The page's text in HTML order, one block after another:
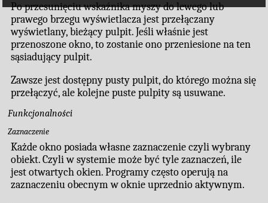
Po przesunięciu wskaźnika myszy do lewego lub
prawego brzegu wyświetlacza jest przełączany
wyświetlany, bieżący pulpit. Jeśli właśnie jest
przenoszone okno, to zostanie ono przeniesione na ten
sąsiadujący pulpit.
Zawsze jest dostępny pusty pulpit, do którego można się
przełączyć, ale kolejne puste pulpity są usuwane.
Funkcjonalności
Zaznaczenie
Każde okno posiada własne zaznaczenie czyli wybrany
obiekt. Czyli w systemie może być tyle zaznaczeń, ile
jest otwartych okien. Programy często operują na
zaznaczeniu obecnym w oknie uprzednio aktywnym.